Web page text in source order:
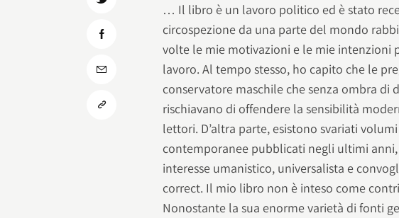
… Il libro è un lavoro politico ed è stato
circospezione da una parte del mondo
volte le mie motivazioni e le mie intenzioni
lavoro. Al tempo stesso, ho capito che le
conservatore maschile che senza ombra
rischiavano di offendere la sensibilità
lettori. D’altra parte, esistono svariati
contemporanee pubblicati negli ultimi
interesse umanistico, universalista e
correct. Il mio libro non è inteso come
Nonostante la sua enorme varietà di fonti